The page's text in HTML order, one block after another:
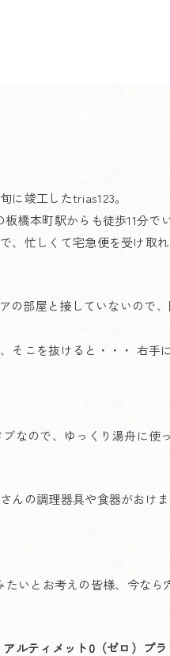
に竣工したtrias123。
橋本町駅からも徒歩11分で
忙しくて宅急便を受け取れ
部屋と接していないので
そこを抜けると・・・ 右手
ので、ゆっくり湯舟に使
の調理器具や食器がおけ
いとお考えの皆様、今なら
ルティメット0（ゼロ）プ